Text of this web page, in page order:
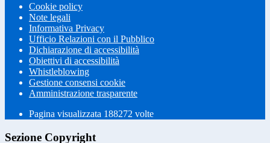
Cookie policy
Note legali
Informativa Privacy
Ufficio Relazioni con il Pubblico
Dichiarazione di accessibilità
Obiettivi di accessibilità
Whistleblowing
Gestione consensi cookie
Amministrazione trasparente
Pagina visualizzata 188272 volte
Sezione Copyright